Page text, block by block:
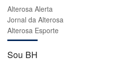
Alterosa Alerta
Jornal da Alterosa
Alterosa Esporte
Sou BH